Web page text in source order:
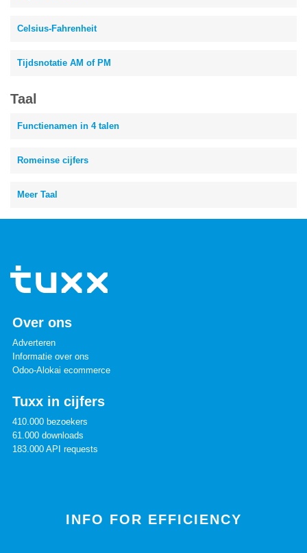
Celsius-Fahrenheit
Tijdsnotatie AM of PM
Taal
Functienamen in 4 talen
Romeinse cijfers
Meer Taal
Over ons
Adverteren
Informatie over ons
Odoo-Alokai ecommerce
Tuxx in cijfers
410.000 bezoekers
61.000 downloads
183.000 API requests
INFO FOR EFFICIENCY